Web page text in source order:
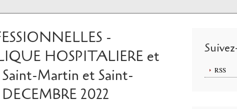
-
HOSPITALIERE et
Martin et Saint-
2022
RSS